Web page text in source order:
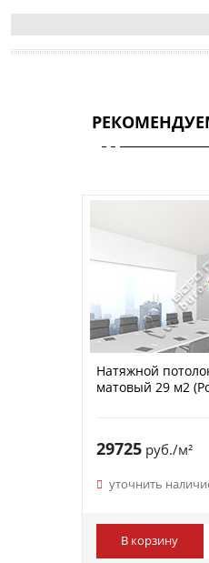
Натяжной
матовый 29 м2
29725руб./м²
уточнить
В корзину